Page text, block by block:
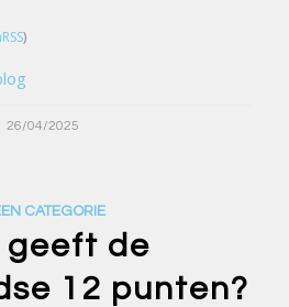
)
26/04/2025
CATEGORIE
geeft de
12 punten?